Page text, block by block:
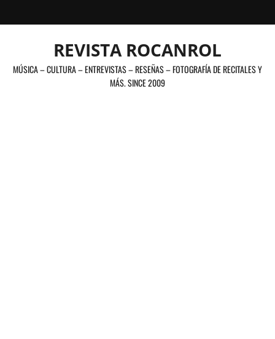
al
REVISTA ROCANROL
MÚSICA – CULTURA – ENTREVISTAS – RESEÑAS – FOTOGRAFÍA DE RECITALES Y
MÁS. SINCE 2009